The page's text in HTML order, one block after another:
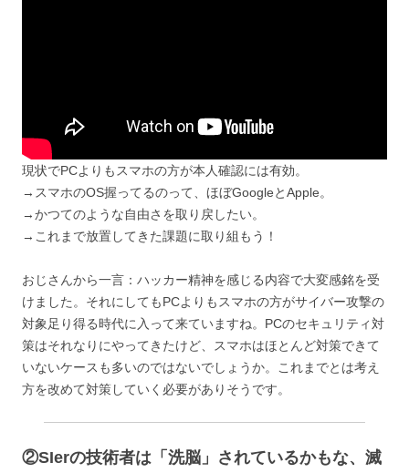
現状でPCよりもスマホの方が本人確認には有効。
→スマホのOS握ってるのって、ほぼGoogleとApple。
→かつてのような自由さを取り戻したい。
→これまで放置してきた課題に取り組もう！
おじさんから一言：ハッカー精神を感じる内容で大変感銘を受
けました。それにしてもPCよりもスマホの方がサイバー攻撃の
対象足り得る時代に入って来ていますね。PCのセキュリティ対
策はそれなりにやってきたけど、スマホはほとんど対策できて
いないケースも多いのではないでしょうか。これまでとは考え
方を改めて対策していく必要がありそうです。
②SIerの技術者は「洗脳」されているかもな、滅